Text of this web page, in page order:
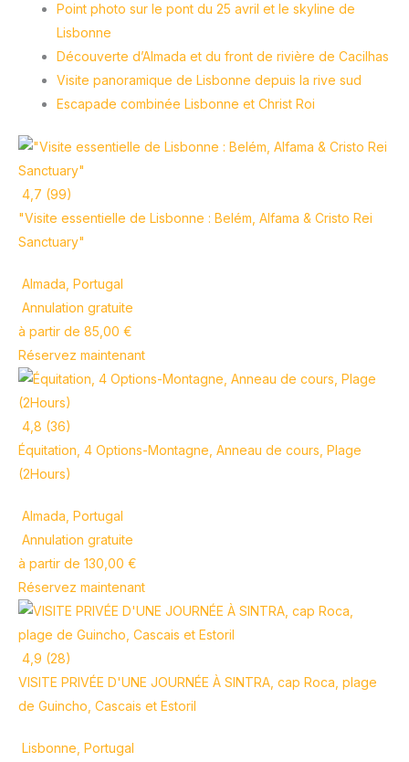
Point photo sur le pont du 25 avril et le skyline de
Lisbonne
Découverte d’Almada et du front de rivière de Cacilhas
Visite panoramique de Lisbonne depuis la rive sud
Escapade combinée Lisbonne et Christ Roi
4,7 (99)
"Visite essentielle de Lisbonne : Belém, Alfama & Cristo Rei
Sanctuary"
Almada, Portugal
Annulation gratuite
à partir de 85,00 €
Réservez maintenant
4,8 (36)
Équitation, 4 Options-Montagne, Anneau de cours, Plage
(2Hours)
Almada, Portugal
Annulation gratuite
à partir de 130,00 €
Réservez maintenant
4,9 (28)
VISITE PRIVÉE D'UNE JOURNÉE À SINTRA, cap Roca, plage
de Guincho, Cascais et Estoril
Lisbonne, Portugal